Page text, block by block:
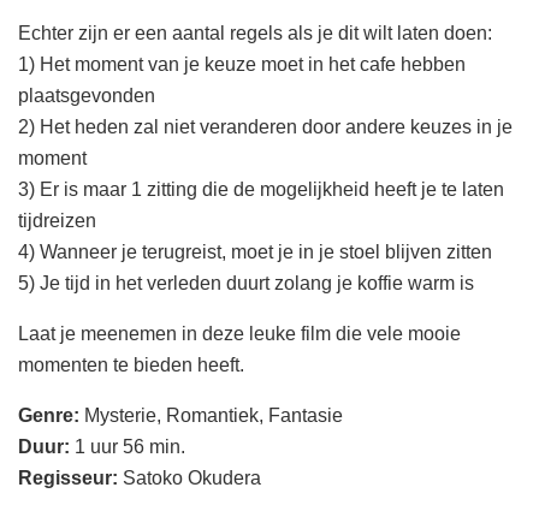
Echter zijn er een aantal regels als je dit wilt laten doen:
1) Het moment van je keuze moet in het cafe hebben
plaatsgevonden
2) Het heden zal niet veranderen door andere keuzes in je
moment
3) Er is maar 1 zitting die de mogelijkheid heeft je te laten
tijdreizen
4) Wanneer je terugreist, moet je in je stoel blijven zitten
5) Je tijd in het verleden duurt zolang je koffie warm is
Laat je meenemen in deze leuke film die vele mooie
momenten te bieden heeft.
Genre: Mysterie, Romantiek, Fantasie
Duur: 1 uur 56 min.
Regisseur: Satoko Okudera